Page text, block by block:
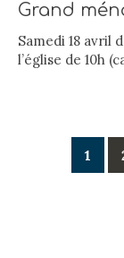
Grand
Samedi 18 avril
l’église de 10h
1